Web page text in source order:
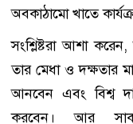
অবকাঠামো খাতে
সংশ্লিষ্টরা আশা
তার মেধা ও দক্ষতার
আনবেন এবং বিশ্ব
করবেন। আর